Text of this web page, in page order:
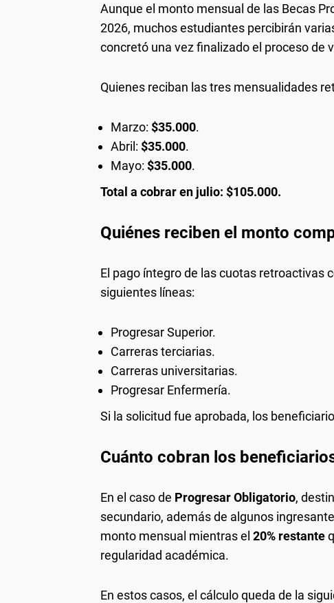
Aunque el monto mensual de las Becas
2026, muchos estudiantes percibirán
concretó una vez finalizado el proceso de
Quienes reciban las tres mensualidades
Marzo: $35.000.
Abril: $35.000.
Mayo: $35.000.
Total a cobrar en julio: $105.000.
Quiénes reciben el monto
El pago íntegro de las cuotas retroactivas
siguientes líneas:
Progresar Superior.
Carreras terciarias.
Carreras universitarias.
Progresar Enfermería.
Si la solicitud fue aprobada, los
Cuánto cobran los
En el caso de Progresar Obligatorio,
secundario, además de algunos
monto mensual mientras el 20% restante
regularidad académica.
En estos casos, el cálculo queda de la